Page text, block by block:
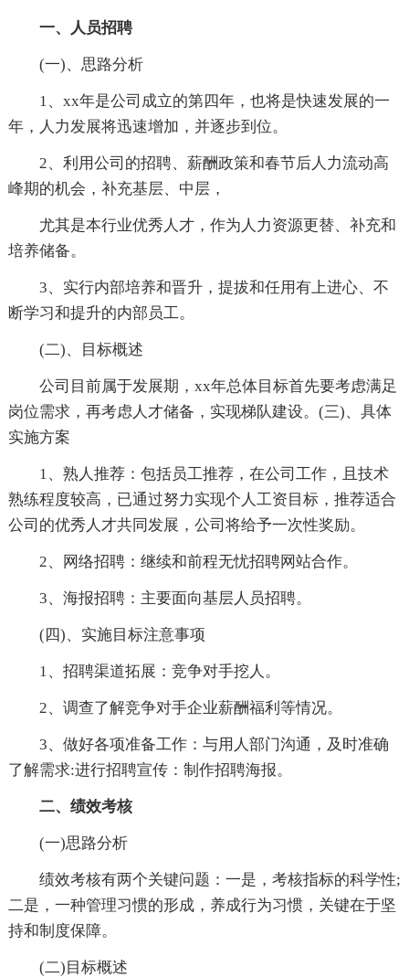
一、人员招聘
(一)、思路分析
1、xx年是公司成立的第四年，也将是快速发展的一
年，人力发展将迅速增加，并逐步到位。
2、利用公司的招聘、薪酬政策和春节后人力流动高
峰期的机会，补充基层、中层，
尤其是本行业优秀人才，作为人力资源更替、补充和
培养储备。
3、实行内部培养和晋升，提拔和任用有上进心、不
断学习和提升的内部员工。
(二)、目标概述
公司目前属于发展期，xx年总体目标首先要考虑满足
岗位需求，再考虑人才储备，实现梯队建设。(三)、具体
实施方案
1、熟人推荐：包括员工推荐，在公司工作，且技术
熟练程度较高，已通过努力实现个人工资目标，推荐适合
公司的优秀人才共同发展，公司将给予一次性奖励。
2、网络招聘：继续和前程无忧招聘网站合作。
3、海报招聘：主要面向基层人员招聘。
(四)、实施目标注意事项
1、招聘渠道拓展：竞争对手挖人。
2、调查了解竞争对手企业薪酬福利等情况。
3、做好各项准备工作：与用人部门沟通，及时准确
了解需求:进行招聘宣传：制作招聘海报。
二、绩效考核
(一)思路分析
绩效考核有两个关键问题：一是，考核指标的科学性;
二是，一种管理习惯的形成，养成行为习惯，关键在于坚
持和制度保障。
(二)目标概述